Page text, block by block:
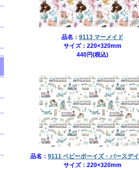
品名： 9113 マーメイド
サイズ：220×320mm
440円(税込)
品名： 9111 ベビーボーイズ・バースデイ
サイズ：220×320mm